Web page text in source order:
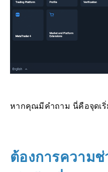
หากคุณมีคำถาม นี่คือจุดเ
ต้องการความ